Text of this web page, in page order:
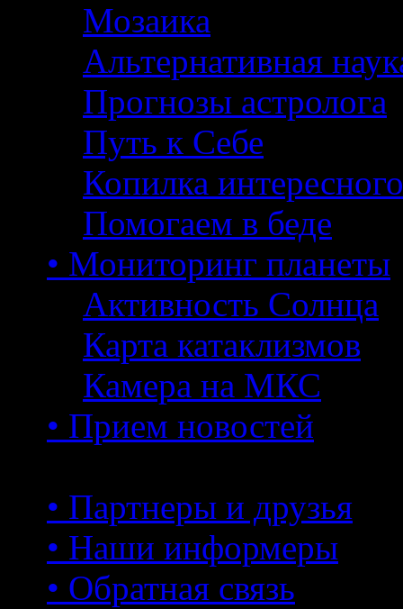
Мозаика
Альтернативная
Прогнозы астролога
Путь к Себе
Копилка интересного
Помогаем в беде
• Мониторинг планеты
Активность Солнца
Карта катаклизмов
Камера на МКС
• Прием новостей
• Партнеры и друзья
• Наши информеры
• Обратная связь